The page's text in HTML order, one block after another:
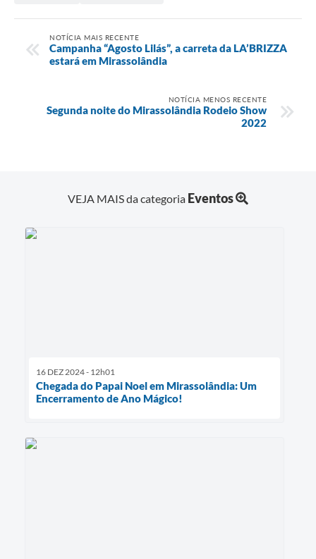
NOTÍCIA MAIS RECENTE
Campanha “Agosto Lilás”, a carreta da LA’BRIZZA
estará em Mirassolândia
NOTÍCIA MENOS RECENTE
Segunda noite do Mirassolândia Rodeio Show
2022
VEJA MAIS da categoria Eventos
16 DEZ 2024 - 12h01
Chegada do Papai Noel em Mirassolândia: Um
Encerramento de Ano Mágico!